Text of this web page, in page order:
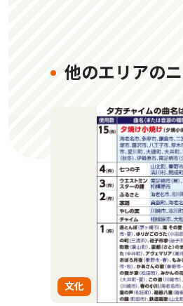
他のエリアの
文化